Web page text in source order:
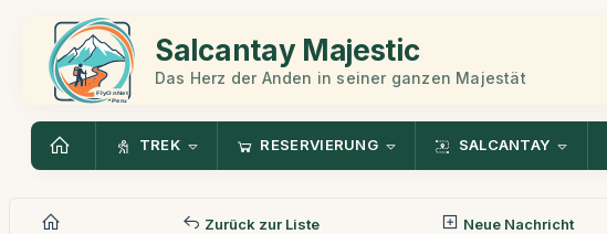
Salcantay Majestic
Das Herz der Anden in seiner ganzen Majestät
TREK RESERVIERUNG SALCANTAY
Zurück zur Liste Neue Nachricht